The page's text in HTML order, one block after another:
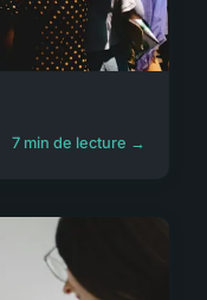
7 min de lecture →